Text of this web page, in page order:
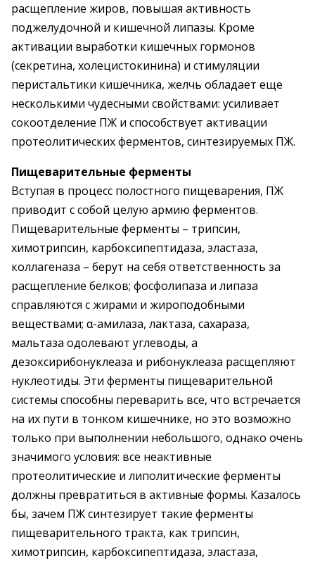
расщепление жиров, повышая активность
поджелудочной и кишечной липазы. Кроме
активации выработки кишечных гормонов
(секретина, холецистокинина) и стимуляции
перистальтики кишечника, желчь обладает еще
несколькими чудесными свойствами: усиливает
сокоотделение ПЖ и способствует активации
протеолитических ферментов, синтезируемых ПЖ.
Пищеварительные ферменты
Вступая в процесс полостного пищеварения, ПЖ
приводит с собой целую армию ферментов.
Пищеварительные ферменты – трипсин,
химотрипсин, карбоксипептидаза, эластаза,
коллагеназа – берут на себя ответственность за
расщепление белков; фосфолипаза и липаза
справляются с жирами и жироподобными
веществами; α-амилаза, лактаза, сахараза,
мальтаза одолевают углеводы, а
дезоксирибонуклеаза и рибонуклеаза расщепляют
нуклеотиды. Эти ферменты пищеварительной
системы способны переварить все, что встречается
на их пути в тонком кишечнике, но это возможно
только при выполнении небольшого, однако очень
значимого условия: все неактивные
протеолитические и липолитические ферменты
должны превратиться в активные формы. Казалось
бы, зачем ПЖ синтезирует такие ферменты
пищеварительного тракта, как трипсин,
химотрипсин, карбоксипептидаза, эластаза,